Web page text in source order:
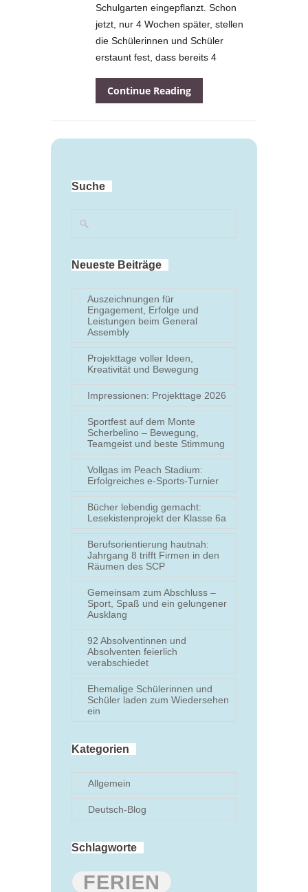
Schulgarten eingepflanzt. Schon
jetzt, nur 4 Wochen später, stellen
die Schülerinnen und Schüler
erstaunt fest, dass bereits 4
Continue Reading
Suche
Neueste Beiträge
Auszeichnungen für
Engagement, Erfolge und
Leistungen beim General
Assembly
Projekttage voller Ideen,
Kreativität und Bewegung
Impressionen: Projekttage 2026
Sportfest auf dem Monte
Scherbelino – Bewegung,
Teamgeist und beste Stimmung
Vollgas im Peach Stadium:
Erfolgreiches e-Sports-Turnier
Bücher lebendig gemacht:
Lesekistenprojekt der Klasse 6a
Berufsorientierung hautnah:
Jahrgang 8 trifft Firmen in den
Räumen des SCP
Gemeinsam zum Abschluss –
Sport, Spaß und ein gelungener
Ausklang
92 Absolventinnen und
Absolventen feierlich
verabschiedet
Ehemalige Schülerinnen und
Schüler laden zum Wiedersehen
ein
Kategorien
Allgemein
Deutsch-Blog
Schlagworte
FERIEN